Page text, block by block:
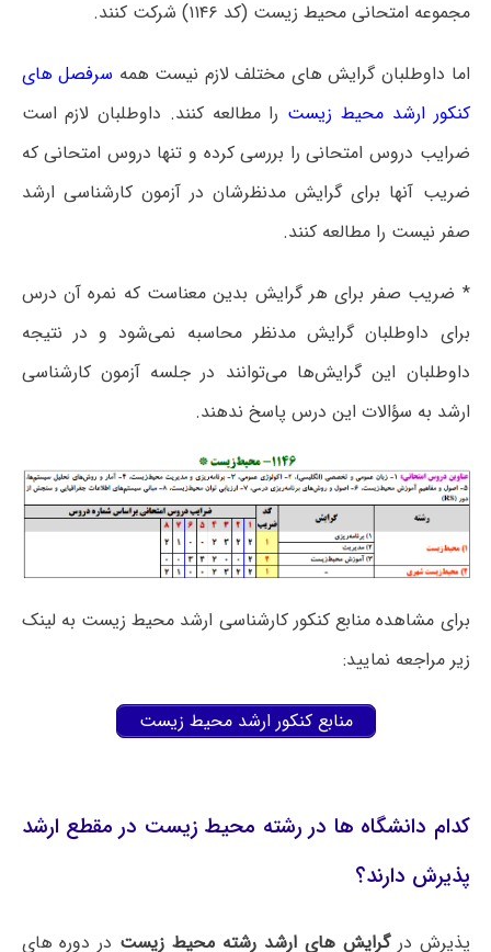
مجموعه امتحانی محیط زیست (کد ۱۱۴۶) شرکت کنند.
اما داوطلبان گرایش های مختلف لازم نیست همه سرفصل های
کنکور ارشد محیط زیست را مطالعه کنند. داوطلبان لازم است
ضرایب دروس امتحانی را بررسی کرده و تنها دروس امتحانی که
ضریب آنها برای گرایش مدنظرشان در آزمون کارشناسی ارشد
صفر نیست را مطالعه کنند.
* ضریب صفر برای هر گرایش بدین معناست که نمره آن درس
برای داوطلبان گرایش مدنظر محاسبه نمی‌شود و در نتیجه
داوطلبان این گرایش‌ها می‌توانند در جلسه آزمون کارشناسی
ارشد به سؤالات این درس پاسخ ندهند.
برای مشاهده منابع کنکور کارشناسی ارشد محیط زیست به لینک
زیر مراجعه نمایید:
منابع کنکور ارشد محیط زیست
کدام دانشگاه ها در رشته محیط زیست در مقطع ارشد
پذیرش دارند؟
پذیرش درگرایش های ارشد رشته محیط زیست در دوره های